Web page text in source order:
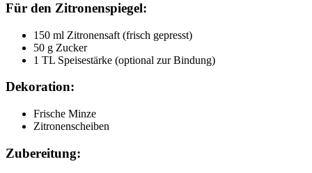
Für den Zitronenspiegel:
150 ml Zitronensaft (frisch gepresst)
50 g Zucker
1 TL Speisestärke (optional zur Bindung)
Dekoration:
Frische Minze
Zitronenscheiben
Zubereitung: